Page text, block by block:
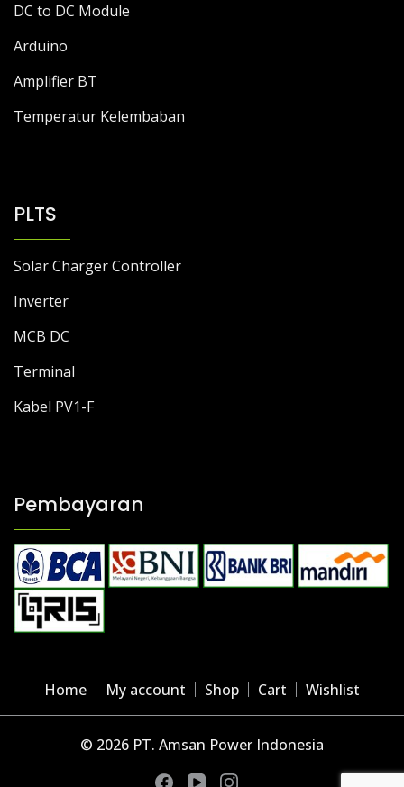
DC to DC Module
Arduino
Amplifier BT
Temperatur Kelembaban
PLTS
Solar Charger Controller
Inverter
MCB DC
Terminal
Kabel PV1-F
Pembayaran
Home My account Shop Cart Wishlist
© 2026 PT. Amsan Power Indonesia